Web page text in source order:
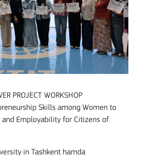
PROJECT WORKSHOP
Skills among Women to
and Employability for Citizens of
in Tashkent hamda